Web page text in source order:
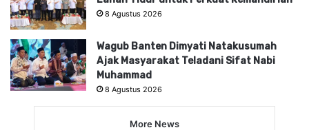
8 Agustus 2026
Wagub Banten Dimyati Natakusumah
Ajak Masyarakat Teladani Sifat Nabi
Muhammad
8 Agustus 2026
More News